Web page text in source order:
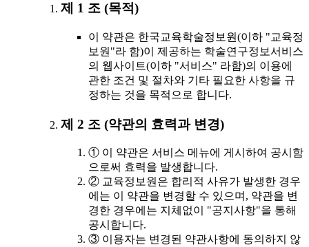
제 1 조 (목적)
이 약관은 한국교육학술정보원(이하 "교육정
보원"라 함)이 제공하는 학술연구정보서비스
의 웹사이트(이하 "서비스" 라함)의 이용에
관한 조건 및 절차와 기타 필요한 사항을 규
정하는 것을 목적으로 합니다.
제 2 조 (약관의 효력과 변경)
① 이 약관은 서비스 메뉴에 게시하여 공시함
으로써 효력을 발생합니다.
② 교육정보원은 합리적 사유가 발생한 경우
에는 이 약관을 변경할 수 있으며, 약관을 변
경한 경우에는 지체없이 "공지사항"을 통해
공시합니다.
③ 이용자는 변경된 약관사항에 동의하지 않